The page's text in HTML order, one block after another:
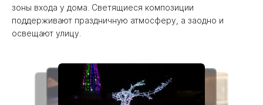
зоны входа у дома. Светящиеся композиции
поддерживают праздничную атмосферу, а заодно и
освещают улицу.